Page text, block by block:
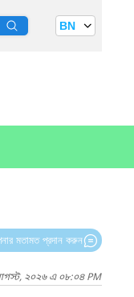
BN
মতামত প্রদান করুন
আগস্ট, ২০২৬ এ ০৮:০৪ PM